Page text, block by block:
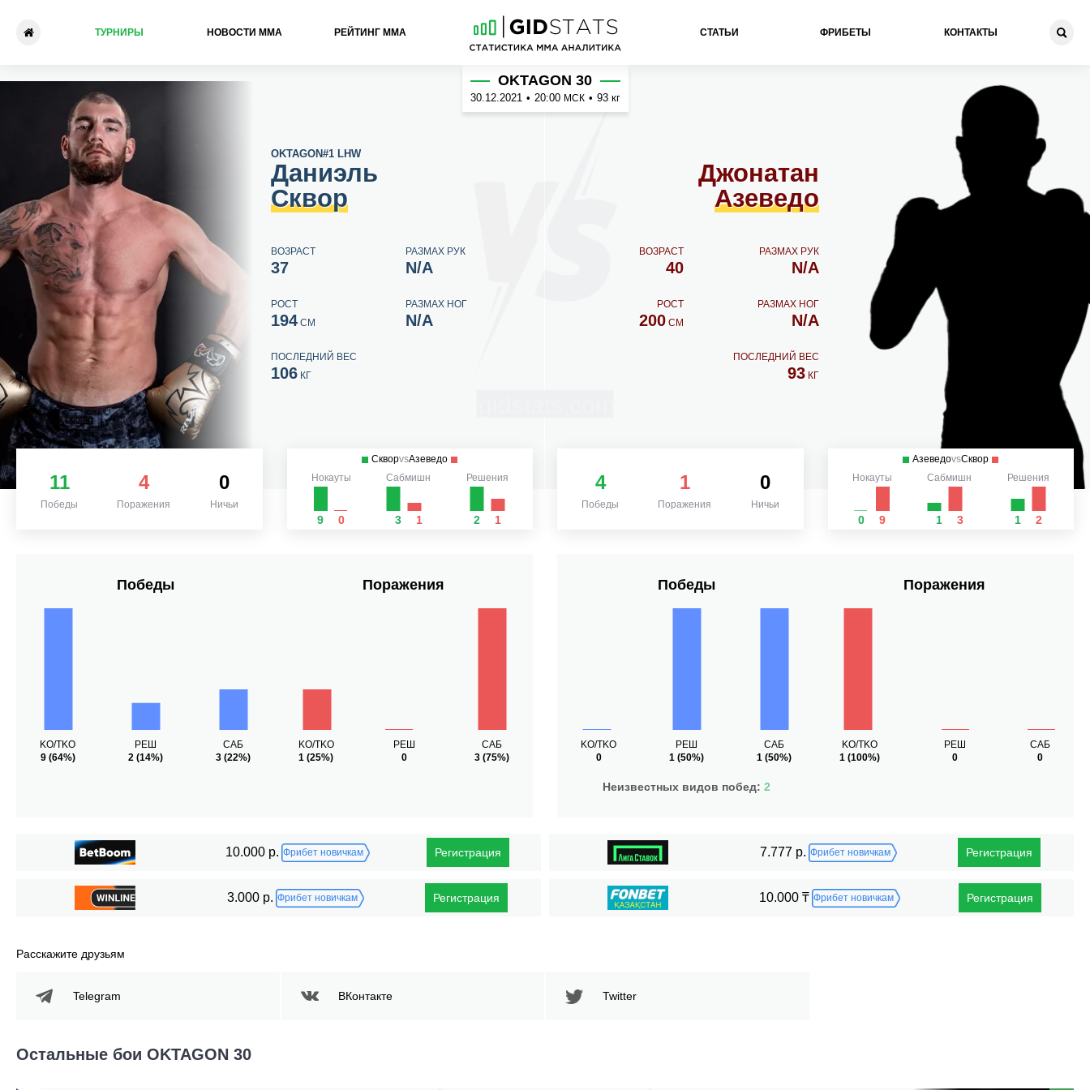
ТУРНИРЫ НОВОСТИ ММА РЕЙТИНГ ММА СТАТЬИ ФРИБЕТЫ КОНТАКТЫ
Даниэль Сквор - Джонатан Азеведо
Даниэль
Сквор
OKTAGON#1 LHW
ВОЗРАСТ
37
РАЗМАХ РУК
N/A
РОСТ
194СМ
РАЗМАХ НОГ
N/A
ПОСЛЕДНИЙ ВЕС
106КГ
OKTAGON 30
30.12.2021 • 20:00 МСК • 93 кг
Джонатан
Азеведо
ВОЗРАСТ
40
РАЗМАХ РУК
N/A
РОСТ
200 СМ
РАЗМАХ НОГ
N/A
ПОСЛЕДНИЙ ВЕС
93КГ
11
Победы
4
Поражения
0
Ничьи
СкворvsАзеведо
Нокауты
9 0
Сабмишн
3 1
Решения
2 1
4
Победы
1
Поражения
0
Ничьи
АзеведоvsСквор
Нокауты
0 9
Сабмишн
1 3
Решения
1 2
Победы
KO/TKO
9(64%)
РЕШ
2 (14%)
САБ
3 (22%)
Поражения
KO/TKO
1 (25%)
РЕШ
0
САБ
3(75%)
Победы
KO/TKO
0
РЕШ
1 (50%)
САБ
1 (50%)
Неизвестных видов побед: 2
Поражения
KO/TKO
1(100%)
РЕШ
0
САБ
0
10.000 р. Фрибет новичкам Регистрация 7.777 р. Фрибет новичкам Регистрация
3.000 р. Фрибет новичкам Регистрация 10.000 ₸ Фрибет новичкам Регистрация
Расскажите друзьям
Telegram ВКонтакте Twitter
Остальные бои OKTAGON 30